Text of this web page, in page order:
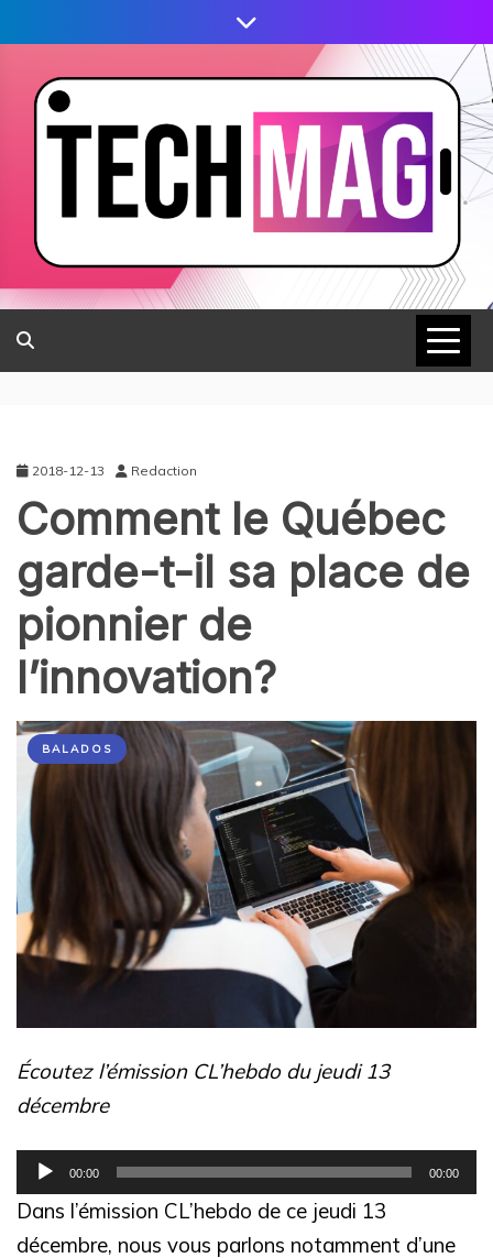
2018-12-13 Redaction
Comment le Québec
garde-t-il sa place de
pionnier de
l’innovation?
BALADOS
Écoutez l’émission CL’hebdo du jeudi 13
décembre
Lecteur
audio
00:00 00:00
Dans l’émission CL’hebdo de ce jeudi 13
décembre, nous vous parlons notamment d’une